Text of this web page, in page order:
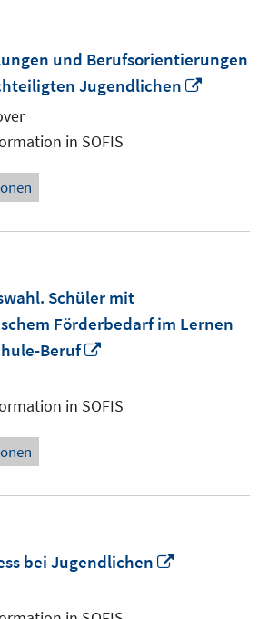
und Berufsorientierungen
Jugendlichen
in SOFIS
Schüler mit
Förderbedarf im Lernen
Beruf
öffnen
in SOFIS
bei Jugendlichen